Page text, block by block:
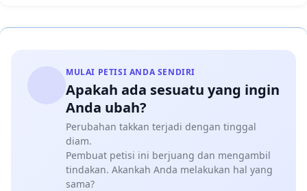
MULAI PETISI ANDA SENDIRI
Apakah ada sesuatu yang ingin
Anda ubah?
Perubahan takkan terjadi dengan tinggal
diam.
Pembuat petisi ini berjuang dan mengambil
tindakan. Akankah Anda melakukan hal yang
sama?